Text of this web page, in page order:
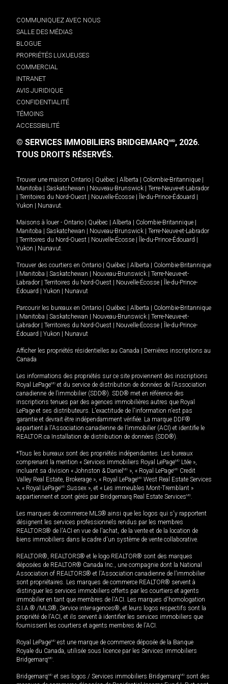
COMMUNIQUEZ AVEC NOUS
SALLE DES MÉDIAS
BLOGUE
PROPRIÉTÉS LUXUEUSES
COMMERCIAL
INTRANET
AVIS JURIDIQUE
CONFIDENTIALITÉ
TÉMOINS
ACCESSIBILITÉ
© SERVICES IMMOBILIERS BRIDGEMARQMD, 2026.
TOUS DROITS RÉSERVÉS.
Trouver une maison Ontario Québec Alberta Colombie-Britannique
Manitoba
Saskatchewan Nouveau-Brunswick
Terre-Neuve-et-Labrador
Territoires du Nord-Ouest Nouvelle-Écosse Île-du-Prince-Édouard
Yukon
Nunavut.
Maisons à louer - Ontario Québec Alberta Colombie-Britannique
Manitoba
Saskatchewan Nouveau-Brunswick
Terre-Neuve-et-Labrador
Territoires du Nord-Ouest Nouvelle-Écosse Île-du-Prince-Édouard
Yukon
Nunavut.
Trouver des courtiers en Ontario Québec Alberta
Colombie-Britannique
Manitoba Saskatchewan Nouveau-Brunswick
Terre-Neuve-et-
Labrador
Territoires du Nord-Ouest Nouvelle-Écosse
Île-du-Prince-
Édouard
Yukon Nunavut
Parcourir les bureaux en Ontario Québec Alberta
Colombie-Britannique
Manitoba Saskatchewan Nouveau-Brunswick
Terre-Neuve-et-
Labrador
Territoires du Nord-Ouest Nouvelle-Écosse
Île-du-Prince-
Édouard
Yukon Nunavut
Afficher les propriétés résidentielles au Canada
Dernières inscriptions au
Canada
Les informations des propriétés sur ce site proviennent des inscriptions
Royal LePageMD et du service de distribution de données de l'Association
canadienne de l’immobilier (SDD®). SDD® met en référence des
inscriptions tenues par des agences immobilières autres que Royal
LePage et ses distributeurs. L'exactitude de l'information n'est pas
garantie et devrait être indépendamment vérifiée. La marque DDF®
appartient à l'Association canadienne de l’immobilier (ACI) et identifie le
REALTOR.ca Installation de distribution de données (SDD®).
*Tous les bureaux sont des propriétés indépendantes. Les bureaux
comprenant la mention « Services immobiliers Royal LePageMD Ltée »,
incluant sa division « Johnston & Daniel MD », « Royal LePageMD Credit
Valley Real Estate, Brokerage », « Royal LePageMD West Real Estate Services
», « Royal LePageMD Sussex », et « Les immeubles Mont-Tremblant »
appartiennent et sont gérés par Bridgemarq Real Estate ServicesMD.
Les marques de commerce MLS® ainsi que les logos qui s'y rapportent
désignent les services professionnels rendus par les membres
REALTORS® de l'ACI en vue de l'achat, de la vente et de la location de
biens immobiliers dans le cadre d'un système de vente collaborative.
REALTOR®, REALTORS® et le logo REALTOR® sont des marques
déposées de REALTOR® Canada Inc., une compagnie dont la National
Association of REALTORS® et l'Association canadienne de l’immobilier
sont propriétaires. Les marques de commerce REALTOR® servent à
distinguer les services immobiliers offerts par les courtiers et agents
immobilier en tant que membres de l'ACI. Les marques d'homologation
S.I.A.® /MLS®, Service inter-agences®, et leurs logos respectifs sont la
propriété de l'ACI, et ils servent à identifier les services immobiliers que
fournissent les courtiers et agents membres de l'ACI.
Royal LePageMD est une marque de commerce déposée de la Banque
Royale du Canada, utilisée sous licence par les Services immobiliers
BridgemarqMD.
BridgemarqMD et ses logos / Services immobiliers BridgemarqMD sont des